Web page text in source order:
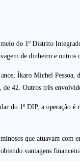
do 1º Distrito
de dinheiro e
Íkaro Michel
42. Outros três
do 1º DIP, a operação é
que atuavam com
vantagens